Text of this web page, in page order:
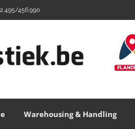
495/456.990
Warehousing & Handling